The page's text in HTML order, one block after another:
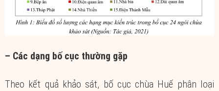
– Các dạng bố cục thường gặp
Theo kết quả khảo sát, bố cục chùa Huế phân loại